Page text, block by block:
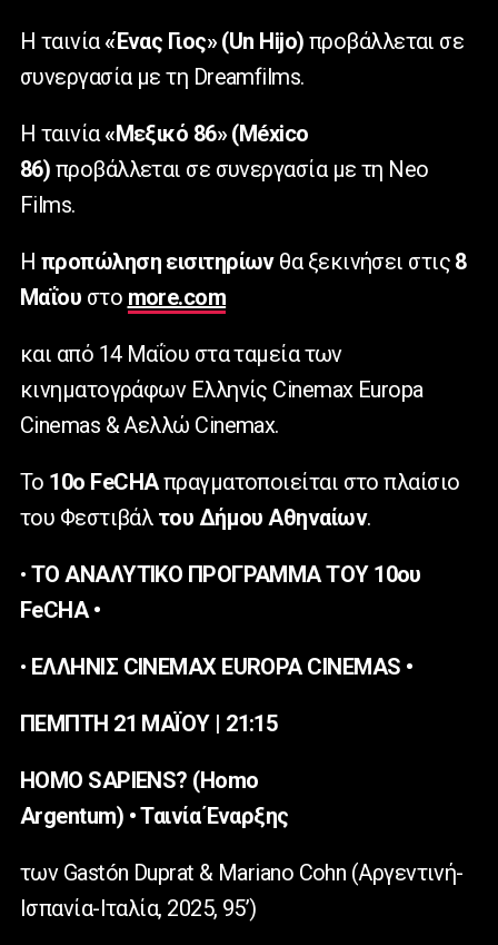
Η ταινία«Ένας Γιος» (Un Hijo) προβάλλεται σε
συνεργασία με τη Dreamfilms.
Η ταινία«Μεξικό 86» (México
86) προβάλλεται σε συνεργασία με τη Neo
Films.
Η προπώληση εισιτηρίωνθα ξεκινήσει στις 8
Μαΐου στο more.com
και από 14 Μαΐου στα ταμεία των
κινηματογράφων Ελληνίς Cinemax Europa
Cinemas & Αελλώ Cinemax.
Το 10ο FeCHAπραγματοποιείται στο πλαίσιο
του Φεστιβάλ του Δήμου Αθηναίων.
• ΤΟ ΑΝΑΛΥΤΙΚΟ ΠΡΟΓΡΑΜΜΑ ΤΟΥ 10ου
FeCHA •
• ΕΛΛΗΝΙΣ CINEMAX EUROPA CINEMAS •
ΠΕΜΠΤΗ 21 ΜΑΪΟΥ | 21:15
HOMO SAPIENS? (Homo
Argentum) •ΤαινίαΈναρξης
των Gastón Duprat & Mariano Cohn (Αργεντινή-
Ισπανία-Ιταλία, 2025, 95’)